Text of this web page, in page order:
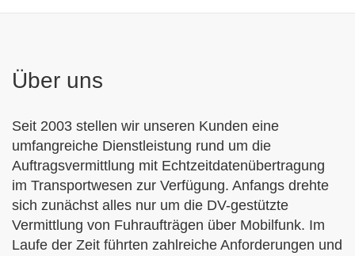
Über uns
Seit 2003 stellen wir unseren Kunden eine
umfangreiche Dienstleistung rund um die
Auftragsvermittlung mit Echtzeitdatenübertragung
im Transportwesen zur Verfügung. Anfangs drehte
sich zunächst alles nur um die DV-gestützte
Vermittlung von Fuhraufträgen über Mobilfunk. Im
Laufe der Zeit führten zahlreiche Anforderungen und